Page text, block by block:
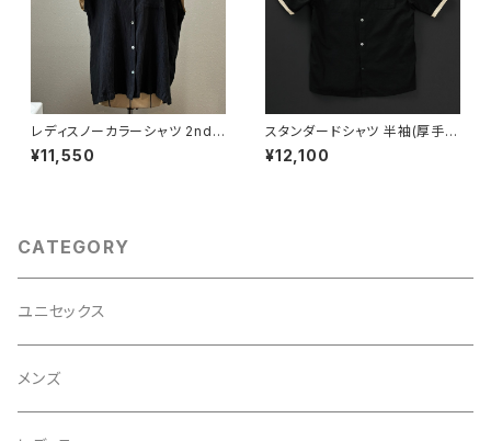
レディスノーカラーシャツ 2nd
ノースリーブ 黒×羊
¥11,550
スタンダードシャツ 半袖(厚手綿
麻) 黒×羊
¥12,100
CATEGORY
ユニセックス
メンズ